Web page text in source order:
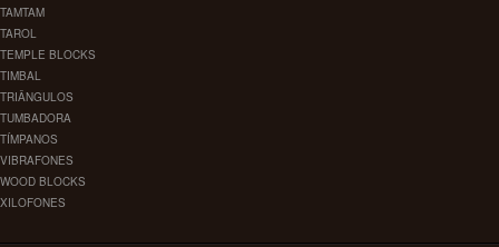
TAMTAM
TAROL
TEMPLE BLOCKS
TIMBAL
TRIÂNGULOS
TUMBADORA
TÍMPANOS
VIBRAFONES
WOOD BLOCKS
XILOFONES